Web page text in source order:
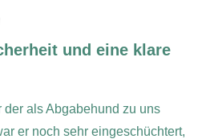
und eine klare
der als Abgabehund zu uns
er noch sehr eingeschüchtert,